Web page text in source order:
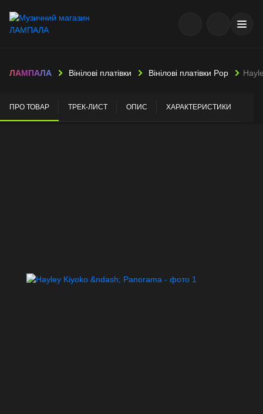
ЛАМПАЛА Вінілові платівки Вінілові платівки Pop
ПРО ТОВАР ТРЕК-ЛИСТ ОПИС ХАРАКТЕРИСТИКИ